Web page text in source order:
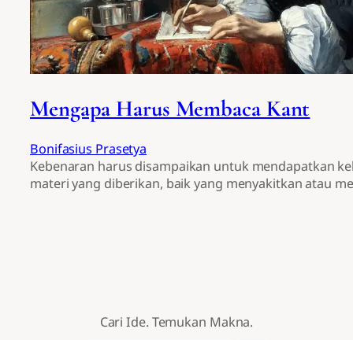
Mengapa Harus Membaca Kant
Bonifasius Prasetya
Kebenaran harus disampaikan untuk mendapatkan
materi yang diberikan, baik yang menyakitkan atau
Cari Ide. Temukan Makna.